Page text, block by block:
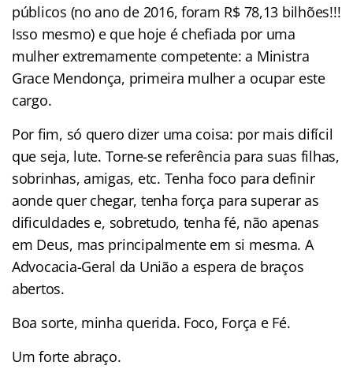
públicos (no ano de 2016, foram R$ 78,13 bilhões!!!
Isso mesmo) e que hoje é chefiada por uma
mulher extremamente competente: a Ministra
Grace Mendonça, primeira mulher a ocupar este
cargo.
Por fim, só quero dizer uma coisa: por mais difícil
que seja, lute. Torne-se referência para suas filhas,
sobrinhas, amigas, etc. Tenha foco para definir
aonde quer chegar, tenha força para superar as
dificuldades e, sobretudo, tenha fé, não apenas
em Deus, mas principalmente em si mesma. A
Advocacia-Geral da União a espera de braços
abertos.
Boa sorte, minha querida. Foco, Força e Fé.
Um forte abraço.